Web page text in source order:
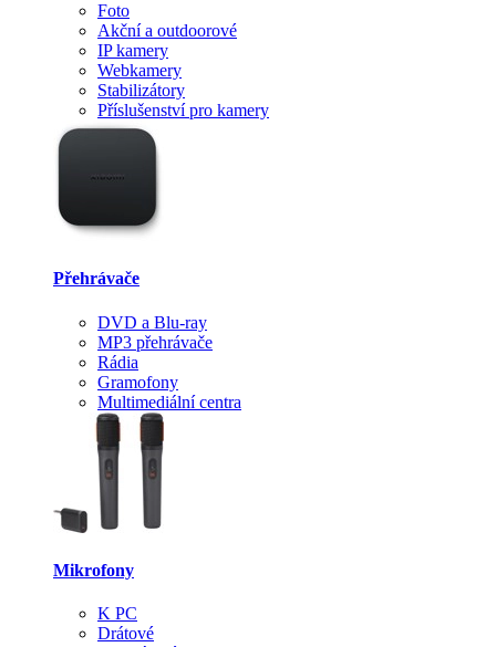
Foto
Akční a outdoorové
IP kamery
Webkamery
Stabilizátory
Příslušenství pro kamery
Přehrávače
DVD a Blu-ray
MP3 přehrávače
Rádia
Gramofony
Multimediální centra
Mikrofony
K PC
Drátové